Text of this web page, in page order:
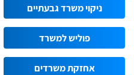
ניקוי משרד גבעתיים
פוליש למשרד
אחזקת משרדים